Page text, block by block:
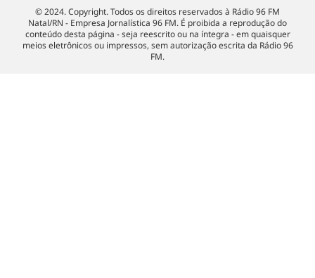
© 2024. Copyright. Todos os direitos reservados à Rádio 96 FM
Natal/RN - Empresa Jornalística 96 FM. É proibida a reprodução do
conteúdo desta página - seja reescrito ou na íntegra - em quaisquer
meios eletrônicos ou impressos, sem autorização escrita da Rádio 96
FM.